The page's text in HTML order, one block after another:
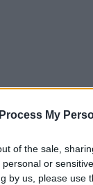
My
of the sale,
or
by us, please use